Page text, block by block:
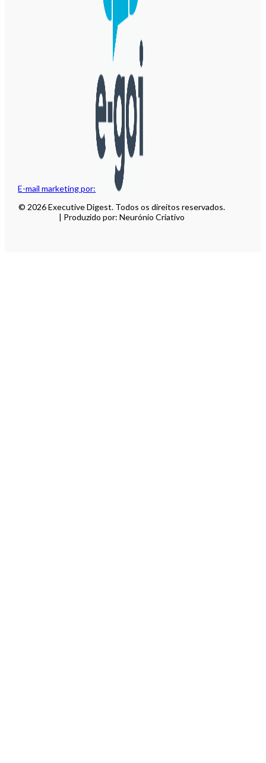
E-mail marketing por:
© 2026 Executive Digest. Todos os direitos reservados.
| Produzido por: Neurónio Criativo